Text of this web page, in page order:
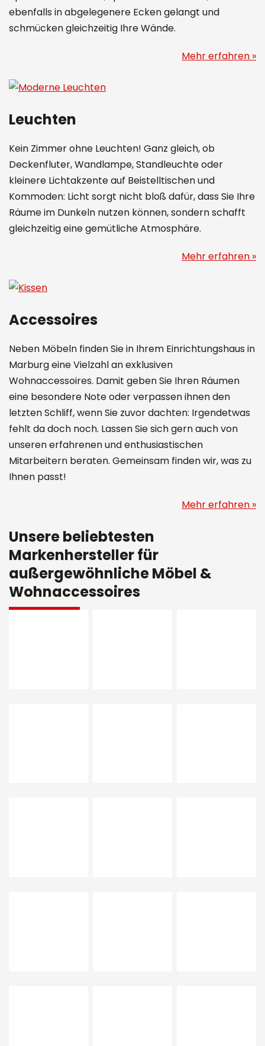
ebenfalls in abgelegenere Ecken gelangt und
schmücken gleichzeitig Ihre Wände.
Mehr erfahren »
Leuchten
Kein Zimmer ohne Leuchten! Ganz gleich, ob
Deckenfluter, Wandlampe, Standleuchte oder
kleinere Lichtakzente auf Beistelltischen und
Kommoden: Licht sorgt nicht bloß dafür, dass Sie Ihre
Räume im Dunkeln nutzen können, sondern schafft
gleichzeitig eine gemütliche Atmosphäre.
Mehr erfahren »
Accessoires
Neben Möbeln finden Sie in Ihrem Einrichtungshaus in
Marburg eine Vielzahl an exklusiven
Wohnaccessoires. Damit geben Sie Ihren Räumen
eine besondere Note oder verpassen ihnen den
letzten Schliff, wenn Sie zuvor dachten: Irgendetwas
fehlt da doch noch. Lassen Sie sich gern auch von
unseren erfahrenen und enthusiastischen
Mitarbeitern beraten. Gemeinsam finden wir, was zu
Ihnen passt!
Mehr erfahren »
Unsere beliebtesten
Markenhersteller für
außergewöhnliche Möbel &
Wohnaccessoires